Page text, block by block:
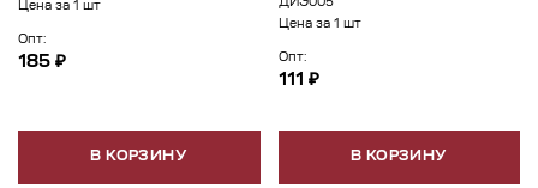
Цена за 1 шт
Опт:
185 ₽
В КОРЗИНУ
ДИЭ005
Цена за 1 шт
Опт:
111 ₽
В КОРЗИНУ